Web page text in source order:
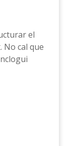
el
No cal que